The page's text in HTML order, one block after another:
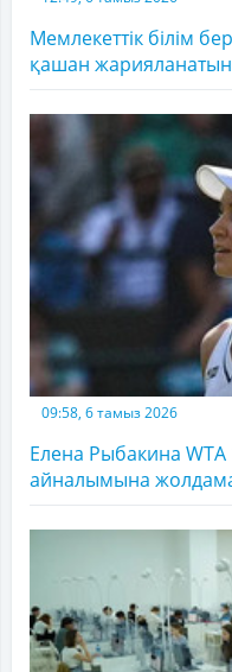
Мемлекеттік білім
қашан
09:58, 6 тамыз 2026
Елена Рыбакина WTA
айналымына